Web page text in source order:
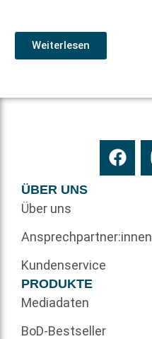
Weiterlesen
ÜBER UNS
Über uns
Ansprechpartner:innen
Kundenservice
PRODUKTE
Mediadaten
BoD-Bestseller